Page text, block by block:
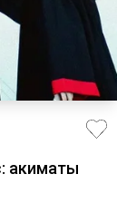
акиматы